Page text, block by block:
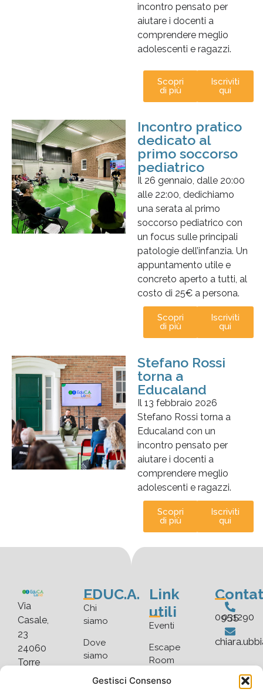
Gestisci Consenso
incontro pensato per
aiutare i docenti a
comprendere meglio
adolescenti e ragazzi.
Scopri
di più
Iscriviti
qui
Incontro pratico
dedicato al
primo soccorso
pediatrico
Il 26 gennaio, dalle 20:00
alle 22:00, dedichiamo
una serata al primo
soccorso pediatrico con
un focus sulle principali
patologie dell’infanzia. Un
appuntamento utile e
concreto aperto a tutti, al
costo di 25€ a persona.
Scopri
di più
Iscriviti
qui
Stefano Rossi
torna a
Educaland
Il 13 febbraio 2026
Stefano Rossi torna a
Educaland con un
incontro pensato per
aiutare i docenti a
comprendere meglio
adolescenti e ragazzi.
Scopri
di più
Iscriviti
qui
Via
Casale,
23
24060
Torre
EDUC.A.
Chi
siamo
Dove
siamo
Faq
Link
utili
Eventi
Escape
Room
Blog
035 0951290